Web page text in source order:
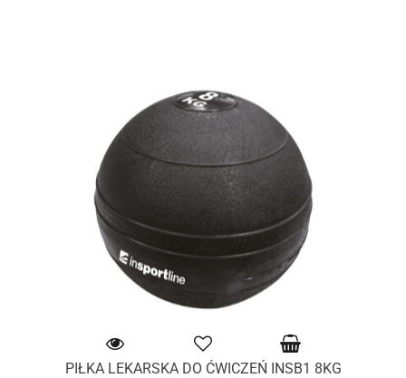
PIŁKA LEKARSKA DO ĆWICZEŃ INSB1 8KG